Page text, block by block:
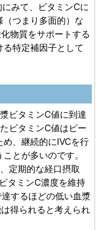
にみて、ビタミンCに
つまり多面的）な
物質をサポートする
特定補因子として
ビタミンC値に到達
ビタミンC値はピー
、継続的にIVCを行
とが多いのです。
定期的な経口摂取
タミンC濃度を維持
するほどの低い血漿
得られると考えられ